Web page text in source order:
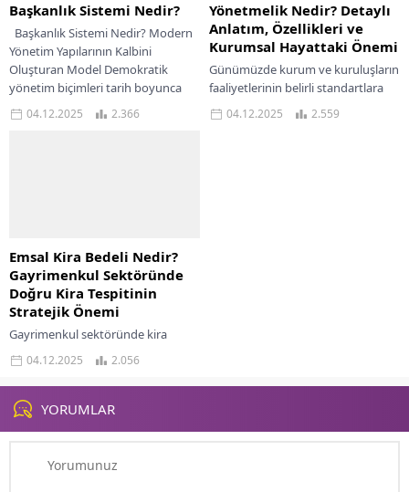
Başkanlık Sistemi Nedir?
Başkanlık Sistemi Nedir? Modern
Yönetim Yapılarının Kalbini
Oluşturan Model Demokratik
yönetim biçimleri tarih boyunca
farklı modellerle şekillenmiş,
devletlerin siyasi,...
04.12.2025 2.366
Yönetmelik Nedir? Detaylı
Anlatım, Özellikleri ve
Kurumsal Hayattaki Önemi
Günümüzde kurum ve kuruluşların
faaliyetlerinin belirli standartlara
göre sürdürülmesi, yalnızca yasal
düzenlemelerle değil, aynı
04.12.2025 2.559
Emsal Kira Bedeli Nedir?
Gayrimenkul Sektöründe
Doğru Kira Tespitinin
Stratejik Önemi
Gayrimenkul sektöründe kira
tespitinin doğru yapılması, hem
yatırımcılar hem de kiracılar
açısından kritik bir unsurdur.
Özellikle son yıllarda ekonomik
04.12.2025 2.056
YORUMLAR